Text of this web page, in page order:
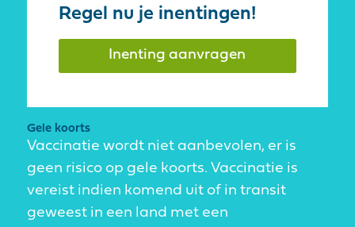
Regel nu je inentingen!
Inenting aanvragen
Gele koorts
Vaccinatie wordt niet aanbevolen, er is
geen risico op gele koorts. Vaccinatie is
vereist indien komend uit of in transit
geweest in een land met een